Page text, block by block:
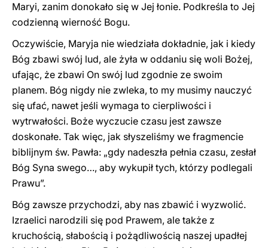
Maryi, zanim donokało się w Jej łonie. Podkreśla to Jej
codzienną wierność Bogu.
Oczywiście, Maryja nie wiedziała dokładnie, jak i kiedy
Bóg zbawi swój lud, ale żyła w oddaniu się woli Bożej,
ufając, że zbawi On swój lud zgodnie ze swoim
planem. Bóg nigdy nie zwleka, to my musimy nauczyć
się ufać, nawet jeśli wymaga to cierpliwości i
wytrwałości. Boże wyczucie czasu jest zawsze
doskonałe. Tak więc, jak słyszeliśmy we fragmencie
biblijnym św. Pawła: „gdy nadeszła pełnia czasu, zesłał
Bóg Syna swego…, aby wykupił tych, którzy podlegali
Prawu”.
Bóg zawsze przychodzi, aby nas zbawić i wyzwolić.
Izraelici narodzili się pod Prawem, ale także z
kruchością, słabością i pożądliwością naszej upadłej